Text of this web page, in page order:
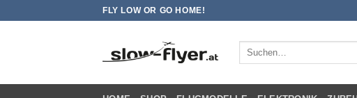
FLY LOW OR GO HOME!
Suchen